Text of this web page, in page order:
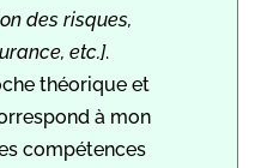
des risques,
etc.].
théorique et
à mon
compétences